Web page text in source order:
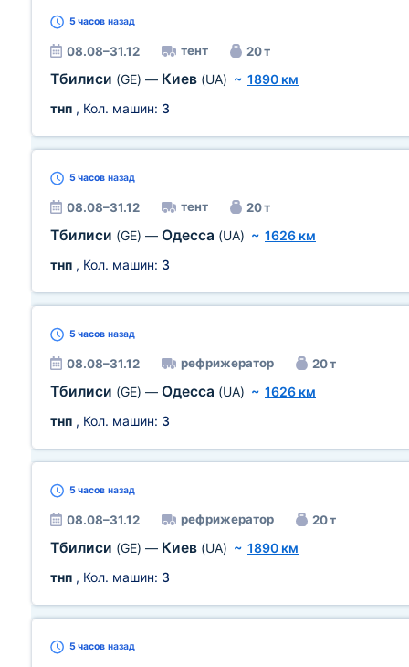
5 часов назад
08.08–31.12 тент 20 т
Тбилиси (GE) — Киев (UA) ~ 1890 км
тнп , Кол. машин: 3
5 часов назад
08.08–31.12 тент 20 т
Тбилиси (GE) — Одесса (UA) ~ 1626 км
тнп , Кол. машин: 3
5 часов назад
08.08–31.12 рефрижератор 20 т
Тбилиси (GE) — Одесса (UA) ~ 1626 км
тнп , Кол. машин: 3
5 часов назад
08.08–31.12 рефрижератор 20 т
Тбилиси (GE) — Киев (UA) ~ 1890 км
тнп , Кол. машин: 3
5 часов назад